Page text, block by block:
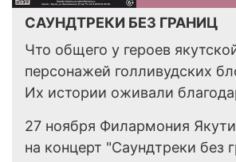
САУНДТРЕКИ БЕЗ ГРАНИЦ
Что общего у героев
персонажей голливудских
Их истории оживали
27 ноября Филармония
на концерт "Саундтреки без